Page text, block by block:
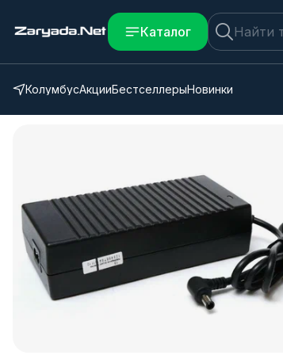
Каталог
КолумбусАкцииБестселлерыНовинки